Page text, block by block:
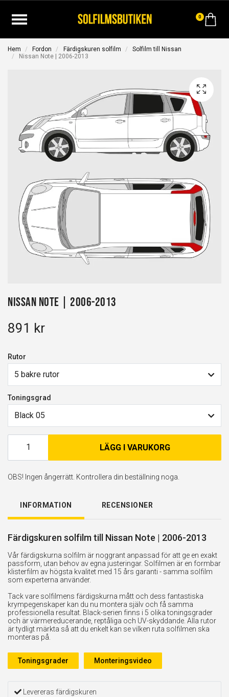
0
Hem Fordon Färdigskuren solfilm
Solfilm till Nissan
Nissan Note | 2006-2013
Nissan Note | 2006-2013
891 kr
Rutor
5 bakre rutor
Toningsgrad
Black 05
LÄGG I VARUKORG
OBS! Ingen ångerrätt. Kontrollera din beställning noga.
INFORMATION RECENSIONER
Färdigskuren solfilm till Nissan Note | 2006-2013
Vår färdigskurna solfilm är noggrant anpassad för att ge en exakt
passform, utan behov av egna justeringar. Solfilmen är en formbar
klisterfilm av högsta kvalitet med 15 års garanti - samma solfilm
som experterna använder.
Tack vare solfilmens färdigskurna mått och dess fantastiska
krympegenskaper kan du nu montera själv och få samma
professionella resultat. Black-serien finns i 5 olika toningsgrader
och är värmereducerande, reptåliga och UV-skyddande. Alla rutor
är tydligt märkta så att du enkelt kan se vilken ruta solfilmen ska
monteras på.
Toningsgrader Monteringsvideo
Levereras färdigskuren